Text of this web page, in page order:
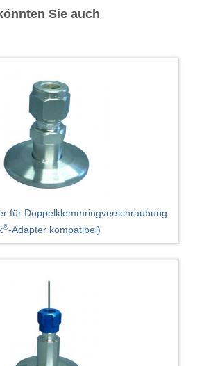
Sie auch
für Doppelklemmringverschraubung
®-Adapter kompatibel)